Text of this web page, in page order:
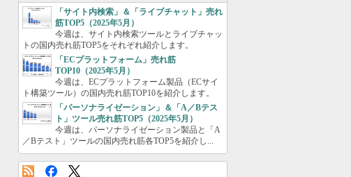
「サイト内検索」＆「ライブチャット」売れ
筋TOP5（2025年5月）
今週は、サイト内検索ツールとライブチャッ
トの国内売れ筋TOP5をそれぞれ紹介します。
「ECプラットフォーム」売れ筋
TOP10（2025年5月）
今週は、ECプラットフォーム製品（ECサイ
ト構築ツール）の国内売れ筋TOP10を紹介します。
「パーソナライゼーション」＆「A／Bテス
ト」ツール売れ筋TOP5（2025年5月）
今週は、パーソナライゼーション製品と「A
／Bテスト」ツールの国内売れ筋各TOP5を紹介し...